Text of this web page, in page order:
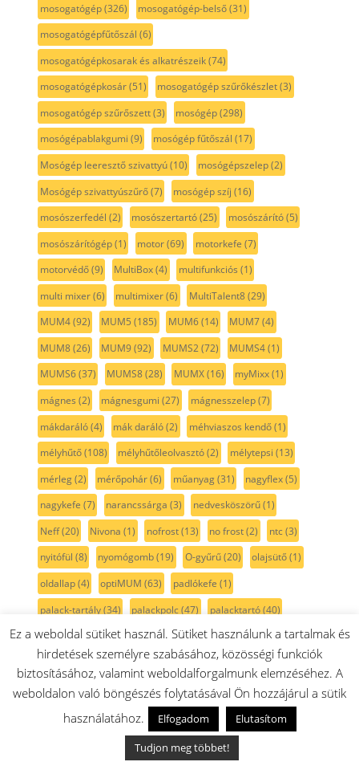
mosogatógép(326) mosogatógép-belső(31)
mosogatógépfűtőszál (6)
mosogatógépkosarak és alkatrészeik(74)
mosogatógépkosár(51) mosogatógép szűrőkészlet(3)
mosogatógép szűrőszett(3) mosógép(298)
mosógépablakgumi (9) mosógép fűtőszál (17)
Mosógép leeresztő szivattyú(10) mosógépszelep(2)
Mosógép szivattyúszűrő(7) mosógép szíj (16)
mosószerfedél (2) mosószertartó(25) mosószárító(5)
mosószárítógép(1) motor(69) motorkefe (7)
motorvédő(9) MultiBox(4) multifunkciós (1)
multi mixer(6) multimixer(6) MultiTalent8(29)
MUM4(92) MUM5 (185) MUM6(14) MUM7(4)
MUM8(26) MUM9(92) MUMS2(72) MUMS4(1)
MUMS6(37) MUMS8(28) MUMX(16) myMixx(1)
mágnes (2) mágnesgumi (27) mágnesszelep(7)
mákdaráló(4) mák daráló(2) méhviaszos kendő(1)
mélyhűtő(108) mélyhűtőleolvasztó(2) mélytepsi (13)
mérleg(2) mérőpohár(6) műanyag(31) nagyflex(5)
nagykefe (7) narancssárga (3) nedvesköszörű(1)
Neff(20) Nivona (1) nofrost(13) no frost(2) ntc(3)
nyitófül (8) nyomógomb(19) O-gyűrű(20) olajsütő(1)
oldallap(4) optiMUM (63) padlókefe (1)
palack-tartály(34) palackpolc(47) palacktartó(40)
palacktároló(34) panel(1) papír porzsák(5)
paradicsom(4) parketta kefe(2) passzírozó(9)
paszta
PB gáz (25) penge (5) perem(3) persely
(2)
pezsgő szín(2) pihefogó (3) piheszűrő (3) pink(1)
(46) pohár(8) pohártartó(1)
Ez a weboldal sütiket használ. Sütiket használunk a tartalmak és
hirdetések személyre szabásához, közösségi funkciók
biztosításához, valamint weboldalforgalmunk elemzéséhez. A
weboldalon való böngészés folytatásával Ön hozzájárul a sütik
használatához.
Elfogadom
Elutasítom
Tudjon meg többet!